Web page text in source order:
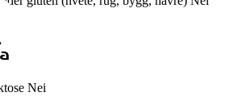
Nei